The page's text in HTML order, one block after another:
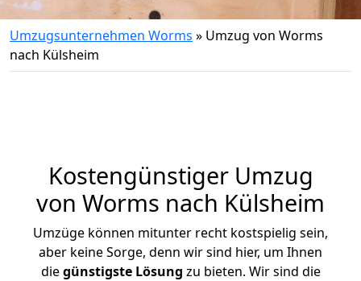
Umzugsunternehmen Worms » Umzug von Worms
nach Külsheim
Kostengünstiger Umzug
von Worms nach Külsheim
Umzüge können mitunter recht kostspielig sein,
aber keine Sorge, denn wir sind hier, um Ihnen
diegünstigste Lösung zu bieten. Wir sind die